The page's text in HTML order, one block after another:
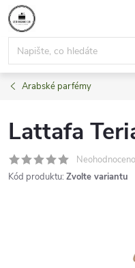
Přejít
na
obsah
Arabské parfémy
Lattafa
Neohodnoceno
Kód produktu: Zvolte variantu